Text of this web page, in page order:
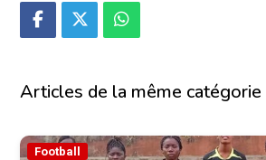
Articles de la même catégorie
Football